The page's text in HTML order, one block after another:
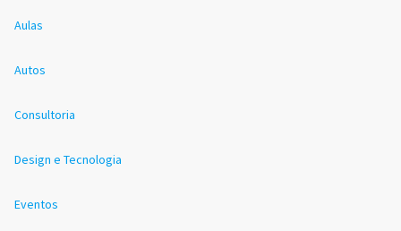
Aulas
Autos
Consultoria
Design e Tecnologia
Eventos